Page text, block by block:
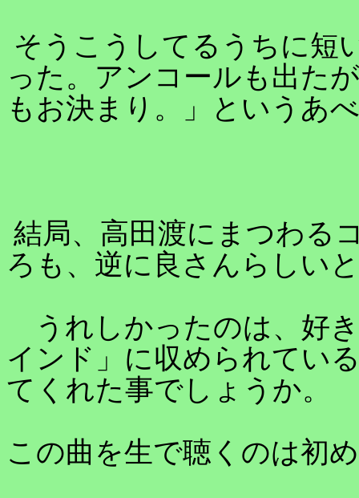
そうこうしてるうちに短
った。アンコールも出た
もお決まり。」というあ
結局、高田渡にまつわる
ろも、逆に良さんらしい
うれしかったのは、好
インド」に収められてい
てくれた事でしょうか。
この曲を生で聴くのは初